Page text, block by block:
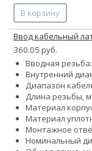
В корзину
Ввод кабельный
360.05 руб.
Вводная
Внутренний
Диапазон
Длина резьбы,
Материал
Материал
Монтажное
Номинальный